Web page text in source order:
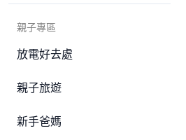
親子專區
放電好去處
親子旅遊
新手爸媽